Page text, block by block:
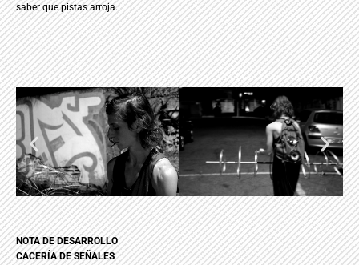
saber que pistas arroja.
NOTA DE DESARROLLO
CACERÍA DE SEÑALES